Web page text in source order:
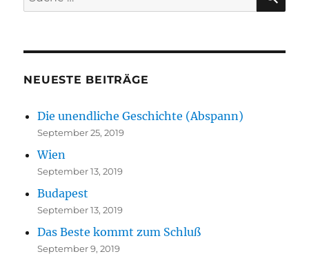
nach:
NEUESTE BEITRÄGE
Die unendliche Geschichte (Abspann)
September 25, 2019
Wien
September 13, 2019
Budapest
September 13, 2019
Das Beste kommt zum Schluß
September 9, 2019